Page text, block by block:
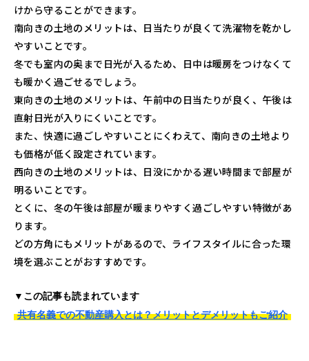
けから守ることができます。
南向きの土地のメリットは、日当たりが良くて洗濯物を乾かし
やすいことです。
冬でも室内の奥まで日光が入るため、日中は暖房をつけなくて
も暖かく過ごせるでしょう。
東向きの土地のメリットは、午前中の日当たりが良く、午後は
直射日光が入りにくいことです。
また、快適に過ごしやすいことにくわえて、南向きの土地より
も価格が低く設定されています。
西向きの土地のメリットは、日没にかかる遅い時間まで部屋が
明るいことです。
とくに、冬の午後は部屋が暖まりやすく過ごしやすい特徴があ
ります。
どの方角にもメリットがあるので、ライフスタイルに合った環
境を選ぶことがおすすめです。
▼この記事も読まれています
共有名義での不動産購入とは？メリットとデメリットもご紹介